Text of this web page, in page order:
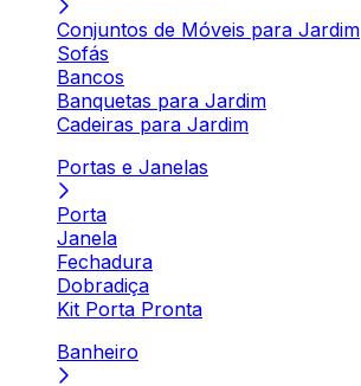
Conjuntos de Móveis para Jardim
Sofás
Bancos
Banquetas para Jardim
Cadeiras para Jardim
Portas e Janelas
Porta
Janela
Fechadura
Dobradiça
Kit Porta Pronta
Banheiro